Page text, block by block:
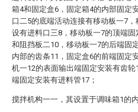
箱4和固定盒6，固定箱4的内部固定
口二5的底端活动连接有移动板一7
设有进料口三8，移动板一7的顶端
和阻挡板二10，移动板一7的后端固
内部的齿条11，固定盒6的前端固定
机一12的表面输出端固定安装有齿
端固定安装有进料管17；
搅拌机构一一，其设置于调味箱1的内